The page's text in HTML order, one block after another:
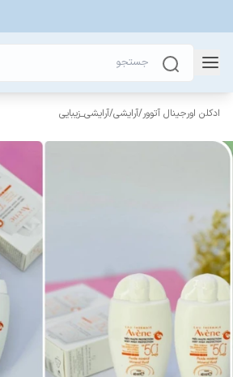
ادکلن اورجینال آتوور/آرایشی/آرایشی_زیبایی